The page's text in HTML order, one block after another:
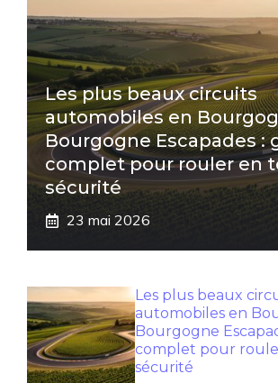
Les plus beaux circuits
automobiles en
Bourgogne Escapades :
complet pour rouler en
sécurité
23 mai 2026
Les plus beaux
automobiles en
Bourgogne
complet pour
sécurité